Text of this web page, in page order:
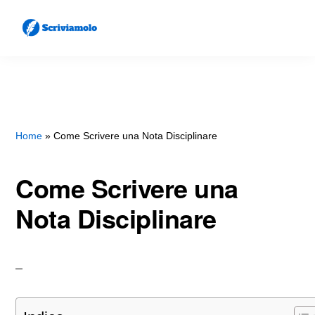
e
Home »Come Scrivere una Nota Disciplinare
Come Scrivere una
Nota Disciplinare